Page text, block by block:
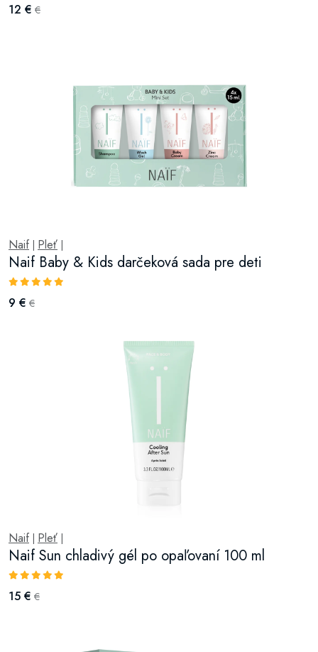
12 € €
Naif Pleť
Naif Baby & Kids darčeková sada pre deti
9 € €
Naif Pleť
Naif Sun chladivý gél po opaľovaní 100 ml
15 € €